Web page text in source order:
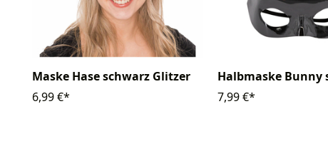
Maske Hase schwarz Glitzer
6,99 €*
Halbmaske Bunny
7,99 €*